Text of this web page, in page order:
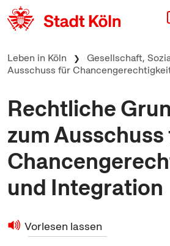
zum Inhalt springen
Leben in Köln
Gesellschaft,
Ausschuss für
Rechtliche
zum
und Integration
Vorlesen lassen